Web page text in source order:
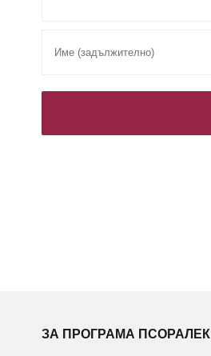
ЗА ПРОГРАМА ПСОРАЛЕК